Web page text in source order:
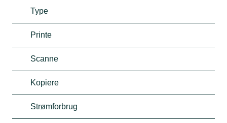
Type
Printe
Scanne
Kopiere
Strømforbrug